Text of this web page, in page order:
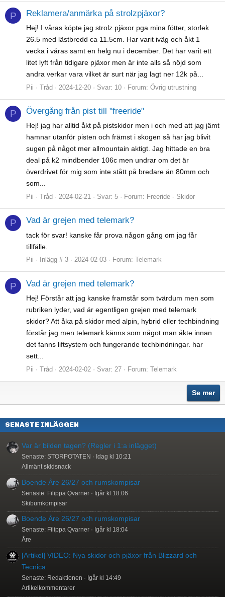
P Reklamera/anmärka på strolzpjäxor?
Hej! I våras köpte jag strolz pjäxor pga mina fötter, storlek
26.5 med lästbredd ca 11.5cm. Har varit iväg och åkt 1
vecka i våras samt en helg nu i december. Det har varit ett
litet lyft från tidigare pjäxor men är inte alls så nöjd som
andra verkar vara vilket är surt när jag lagt ner 12k på...
Pii Tråd 2024-12-20 Svar: 10 Forum: Övrig utrustning
P Övergång från pist till "freeride"
Hej! jag har alltid åkt på pistskidor men i och med att jag jämt
hamnar utanför pisten och främst i skogen så har jag blivit
sugen på något mer allmountain aktigt. Jag hittade en bra
deal på k2 mindbender 106c men undrar om det är
överdrivet för mig som inte stått på bredare än 80mm och
som...
Pii Tråd 2024-02-21 Svar: 5 Forum: Freeride - Skidor
P Vad är grejen med telemark?
tack för svar! kanske får prova någon gång om jag får
tillfälle.
Pii Inlägg # 3 2024-02-03 Forum: Telemark
P Vad är grejen med telemark?
Hej! Förstår att jag kanske framstår som tvärdum men som
rubriken lyder, vad är egentligen grejen med telemark
skidor? Att åka på skidor med alpin, hybrid eller techbindning
förstår jag men telemark känns som något man åkte innan
det fanns liftsystem och fungerande techbindningar. har
sett...
Pii Tråd 2024-02-02 Svar: 27 Forum: Telemark
Se mer
SENASTE INLÄGGEN
Var är bilden tagen? (Regler i 1:a inlägget)
Senaste: STORPOTATEN
Idag kl 10:21
Allmänt skidsnack
Boende Åre 26/27 och rumskompisar
Senaste: Filippa Qvarner
Igår kl 18:06
Skibumkompisar
Boende Åre 26/27 och rumskompisar
Senaste: Filippa Qvarner
Igår kl 18:04
Åre
[Artikel] VIDEO: Nya skidor och pjäxor från Blizzard och
Tecnica
Senaste: Redaktionen
Igår kl 14:49
Artikelkommentarer